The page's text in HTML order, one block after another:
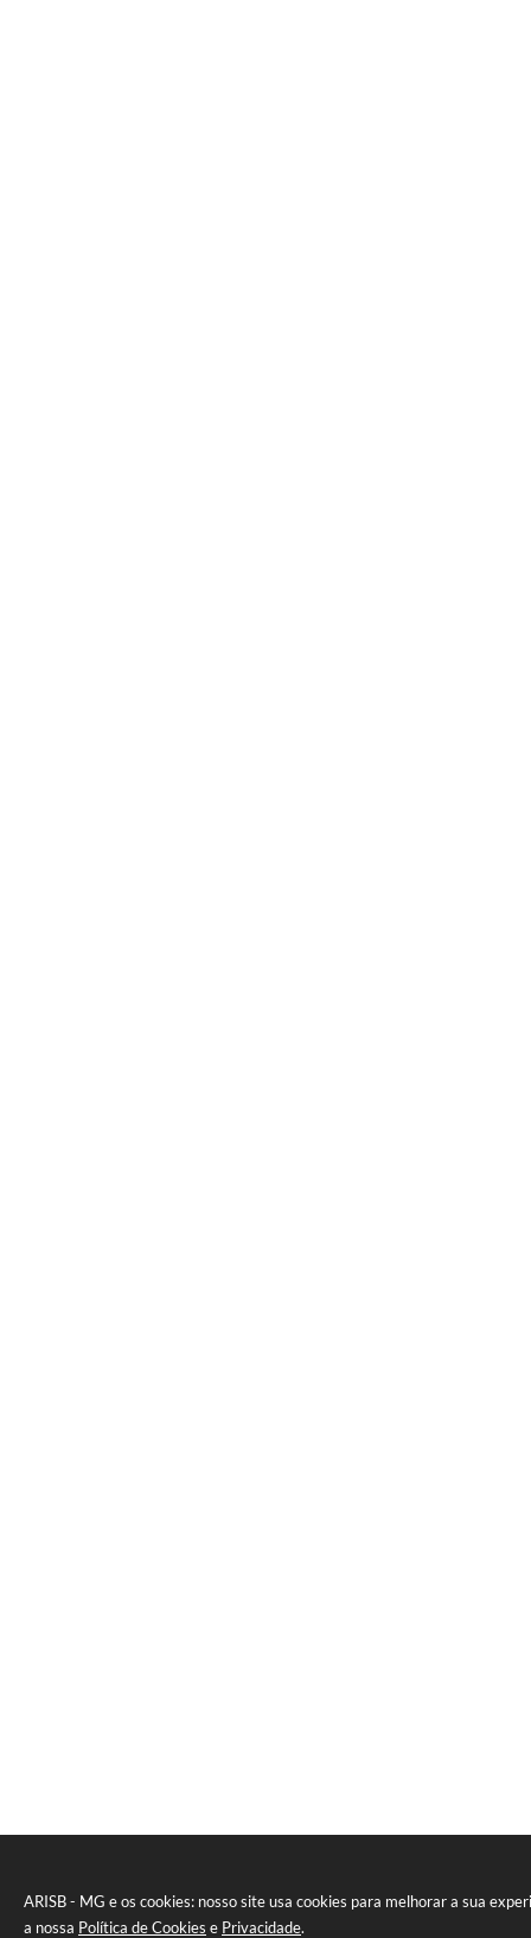
ARISB - MG e os cookies: nosso site usa cookies para melhorar a sua
a nossa Política de Cookies e Privacidade.